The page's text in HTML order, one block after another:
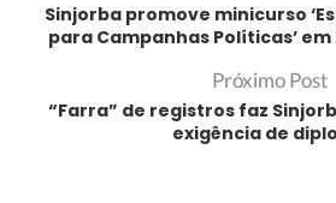
Sinjorba promove minicurso
para Campanhas Políticas’
Próximo Post
“Farra” de registros faz
exigência de